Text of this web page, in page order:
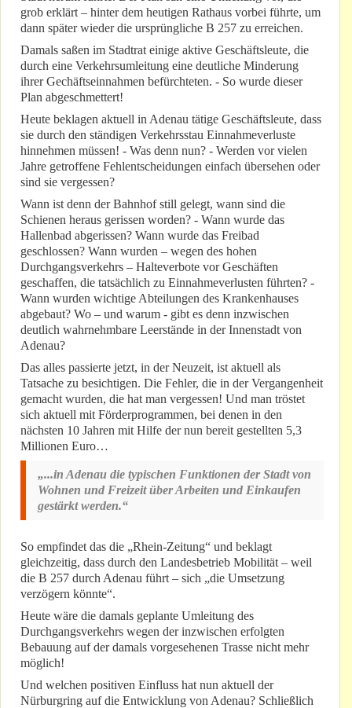
grob erklärt – hinter dem heutigen Rathaus vorbei führte, um
dann später wieder die ursprüngliche B 257 zu erreichen.
Damals saßen im Stadtrat einige aktive Geschäftsleute, die
durch eine Verkehrsumleitung eine deutliche Minderung
ihrer Gechäftseinnahmen befürchteten. - So wurde dieser
Plan abgeschmettert!
Heute beklagen aktuell in Adenau tätige Geschäftsleute, dass
sie durch den ständigen Verkehrsstau Einnahmeverluste
hinnehmen müssen! - Was denn nun? - Werden vor vielen
Jahre getroffene Fehlentscheidungen einfach übersehen oder
sind sie vergessen?
Wann ist denn der Bahnhof still gelegt, wann sind die
Schienen heraus gerissen worden? - Wann wurde das
Hallenbad abgerissen? Wann wurde das Freibad
geschlossen? Wann wurden – wegen des hohen
Durchgangsverkehrs – Halteverbote vor Geschäften
geschaffen, die tatsächlich zu Einnahmeverlusten führten? -
Wann wurden wichtige Abteilungen des Krankenhauses
abgebaut? Wo – und warum - gibt es denn inzwischen
deutlich wahrnehmbare Leerstände in der Innenstadt von
Adenau?
Das alles passierte jetzt, in der Neuzeit, ist aktuell als
Tatsache zu besichtigen. Die Fehler, die in der Vergangenheit
gemacht wurden, die hat man vergessen! Und man tröstet
sich aktuell mit Förderprogrammen, bei denen in den
nächsten 10 Jahren mit Hilfe der nun bereit gestellten 5,3
Millionen Euro…
„...in Adenau die typischen Funktionen der Stadt von
Wohnen und Freizeit über Arbeiten und Einkaufen
gestärkt werden.“
So empfindet das die „Rhein-Zeitung“ und beklagt
gleichzeitig, dass durch den Landesbetrieb Mobilität – weil
die B 257 durch Adenau führt – sich „die Umsetzung
verzögern könnte“.
Heute wäre die damals geplante Umleitung des
Durchgangsverkehrs wegen der inzwischen erfolgten
Bebauung auf der damals vorgesehenen Trasse nicht mehr
möglich!
Und welchen positiven Einfluss hat nun aktuell der
Nürburgring auf die Entwicklung von Adenau? Schließlich